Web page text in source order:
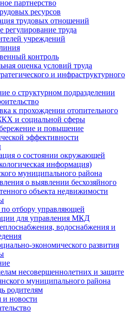
партнерство
ресурсов
трудовых отношений
регулирование труда
учреждений
контроль
оценка условий труда
и инфраструктурного
о структурном подразделении
к прохождении отопительного
и социальной сферы
и повышение
эффективности
о состоянии окружающей
информация)
муниципального района
о выявлении бесхозяйного
объекта недвижимости
отбору управляющей
для управления МКД
водоснабжения и
экономического развития
несовершеннолетних и защите
муниципального района
родителям
новости